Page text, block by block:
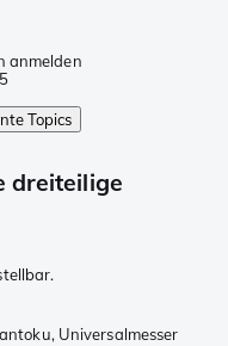
anmelden
Topics
dreiteilige
Universalmesser